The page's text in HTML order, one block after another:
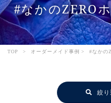
#なかのZERO
TOP > オーダーメイド事例 > #なかの
絞